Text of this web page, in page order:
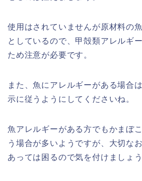
使用はされていませんが原材料の
としているので、甲殻類アレルギ
ため注意が必要です。
また、魚にアレルギーがある場合
示に従う ようにしてくださいね。
魚アレルギーがある方でもかまぼ
う場合が多いようですが、大切な
あっては困るので気を付けましょう